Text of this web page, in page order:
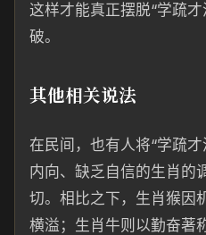
这样才能真正摆脱“学疏
破。
其他相关说法
在民间，也有人将“学疏
内向、缺乏自信的生肖的
切。相比之下，生肖猴因
横溢；生肖牛则以勤奋著